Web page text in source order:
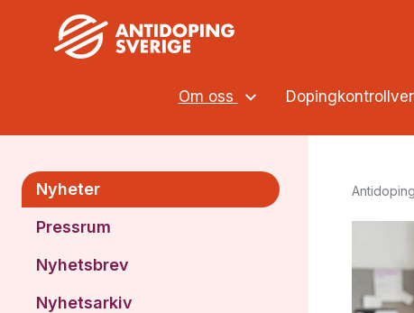
Om oss
Nyheter
Pressrum
Nyhetsbrev
Nyhetsarkiv